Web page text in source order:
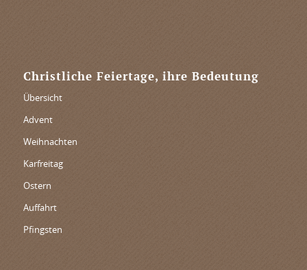
Christliche Feiertage, ihre Bedeutung
Übersicht
Advent
Weihnachten
Karfreitag
Ostern
Auffahrt
Pfingsten